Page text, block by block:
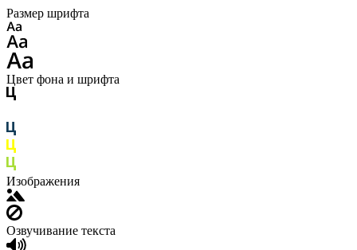
Размер шрифта
Цвет фона и шрифта
Изображения
Озвучивание текста